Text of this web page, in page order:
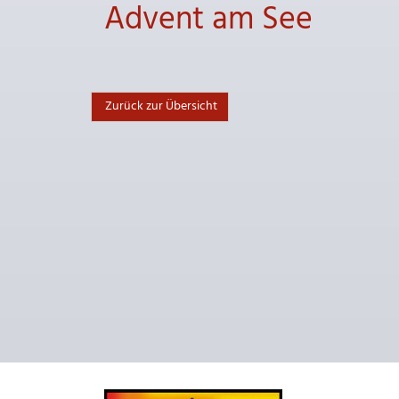
Advent am See
Zurück zur Übersicht